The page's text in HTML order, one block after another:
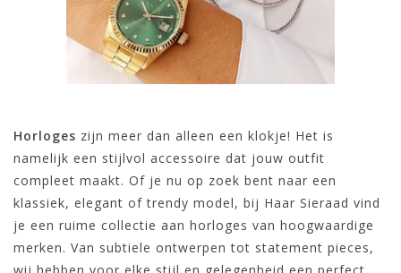
Horloges zijn meer dan alleen een klokje! Het is
namelijk een stijlvol accessoire dat jouw outfit
compleet maakt. Of je nu op zoek bent naar een
klassiek, elegant of trendy model, bij Haar Sieraad vind
je een ruime collectie aan horloges van hoogwaardige
merken. Van subtiele ontwerpen tot statement pieces,